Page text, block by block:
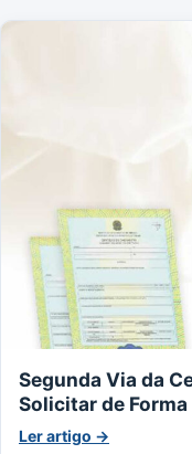
Segunda Via da
Solicitar de
Ler artigo →